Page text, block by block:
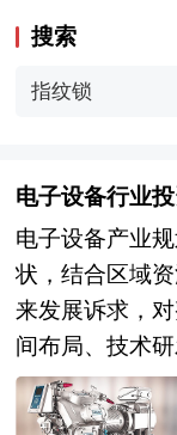
搜索
指纹锁
电子设备行业
电子设备产业
状，结合区域
来发展诉求，
间布局、技术
态构建做出的
安排。它涵盖